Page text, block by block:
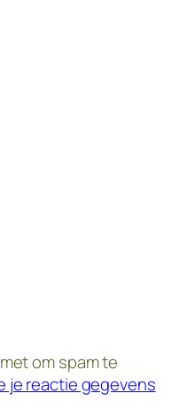
om spam te
je reactie gegevens